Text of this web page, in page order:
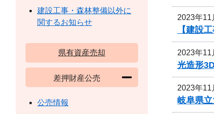
2023年11
【建設
2023年11
光造形
2023年11
岐阜県
建設工事・森林整備以外に
関するお知らせ
県有資産売却
差押財産公売
公売情報